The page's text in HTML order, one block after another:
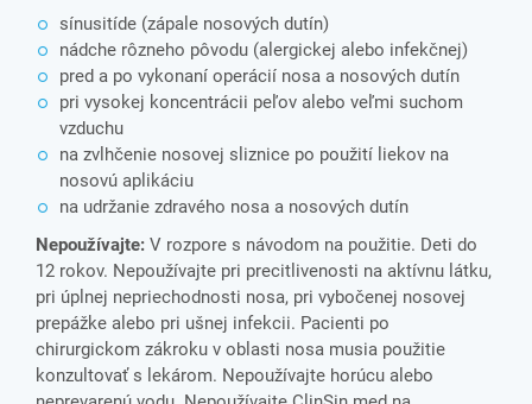
sínusitíde (zápale nosových dutín)
nádche rôzneho pôvodu (alergickej alebo infekčnej)
pred a po vykonaní operácií nosa a nosových dutín
pri vysokej koncentrácii peľov alebo veľmi suchom
vzduchu
na zvlhčenie nosovej sliznice po použití liekov na
nosovú aplikáciu
na udržanie zdravého nosa a nosových dutín
Nepoužívajte: V rozpore s návodom na použitie. Deti do
12 rokov. Nepoužívajte pri precitlivenosti na aktívnu látku,
pri úplnej nepriechodnosti nosa, pri vybočenej nosovej
prepážke alebo pri ušnej infekcii. Pacienti po
chirurgickom zákroku v oblasti nosa musia použitie
konzultovať s lekárom. Nepoužívajte horúcu alebo